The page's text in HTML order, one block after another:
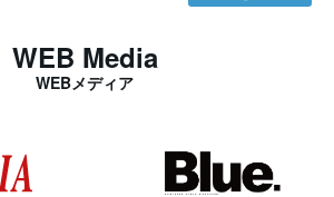
WEB Media
WEBメディア